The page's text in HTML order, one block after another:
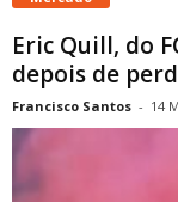
Eric Quill, do
depois de
Francisco Santos - 14